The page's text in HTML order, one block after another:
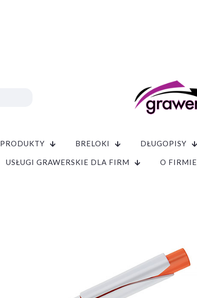
PRODUKTY BRELOKI DŁUGOPISY
USŁUGI GRAWERSKIE DLA FIRM O FIRMIE